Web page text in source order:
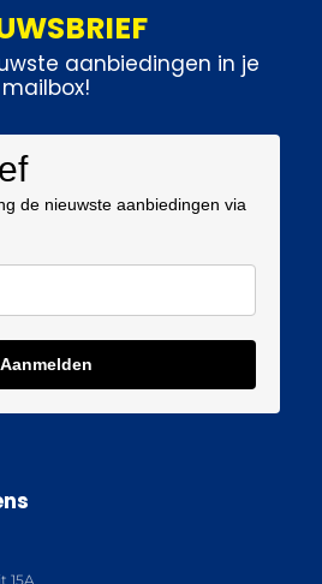
aanbiedingen in je
mailbox!
de nieuwste aanbiedingen via
Aanmelden
15A